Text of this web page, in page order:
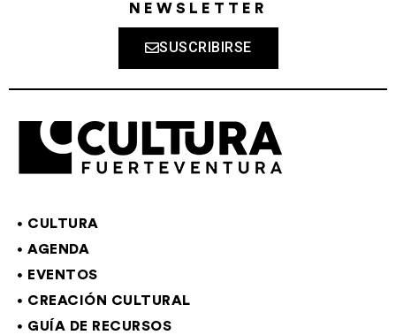
NEWSLETTER
SUSCRIBIRSE
CULTURA
AGENDA
EVENTOS
CREACIÓN CULTURAL
GUÍA DE RECURSOS